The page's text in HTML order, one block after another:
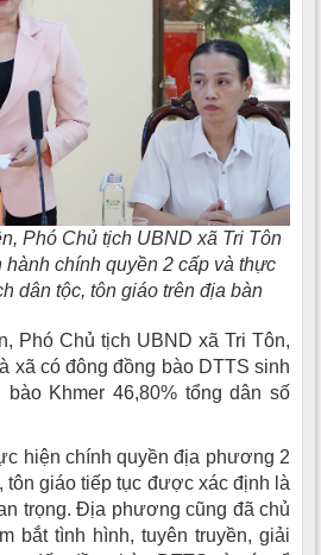
Phó Chủ tịch UBND xã Tri Tôn
hành chính quyền 2 cấp và thực
dân tộc, tôn giáo trên địa bàn
Phó Chủ tịch UBND xã Tri Tôn,
xã có đông đồng bào DTTS sinh
bào Khmer 46,80% tổng dân số
hiện chính quyền địa phương 2
tôn giáo tiếp tục được xác định là
trọng. Địa phương cũng đã chủ
bắt tình hình, tuyên truyền, giải